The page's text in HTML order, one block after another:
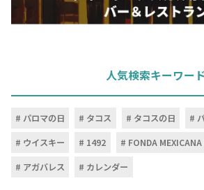
人気検索キーワー
パロマの日 タコス タコスの日
ウイスキー
1492
FONDA
アガバレス
カレンダー